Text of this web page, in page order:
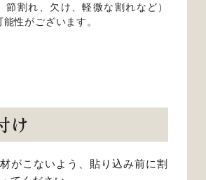
節割れ、欠け、軽微な割れなど）
性がございます。
け
がこないよう、貼り込み前に割